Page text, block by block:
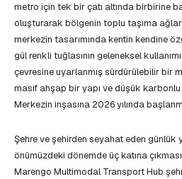
metro için tek bir çatı altında birbirine
oluşturarak bölgenin toplu taşıma
merkezin tasarımında kentin kendine
gül renkli tuğlasının geleneksel
çevresine uyarlanmış sürdürülebilir bir
masif ahşap bir yapı ve düşük karbonlu
Merkezin inşasına 2026 yılında
Şehre ve şehirden seyahat eden günlük
önümüzdeki dönemde üç katına
Marengo Multimodal Transport Hub